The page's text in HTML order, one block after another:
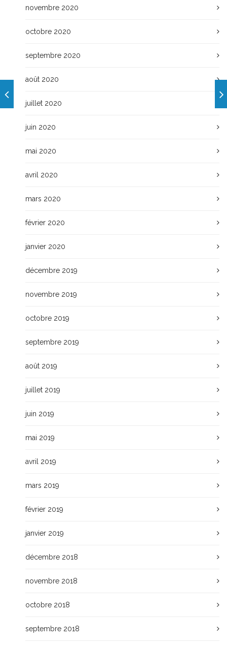
novembre 2020
octobre 2020
septembre 2020
août 2020
juillet 2020
juin 2020
mai 2020
avril 2020
mars 2020
février 2020
janvier 2020
décembre 2019
novembre 2019
octobre 2019
septembre 2019
août 2019
juillet 2019
juin 2019
mai 2019
avril 2019
mars 2019
février 2019
janvier 2019
décembre 2018
novembre 2018
octobre 2018
septembre 2018